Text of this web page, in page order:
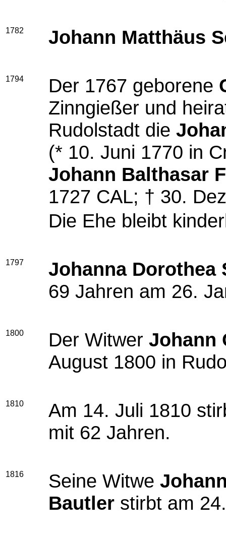
1782 Johann Matthäus
1794 Der 1767 geborene
Zinngießer und
Rudolstadt die
(* 10. Juni 1770 in
Johann Balthasar
1727 CAL; † 30.
Die Ehe bleibt
1797
Johanna Dorothea
69 Jahren am 26.
1800 Der Witwer Johann
August 1800 in
1810
Am 14. Juli 1810
mit 62 Jahren.
1816 Seine Witwe
Bautler stirbt am